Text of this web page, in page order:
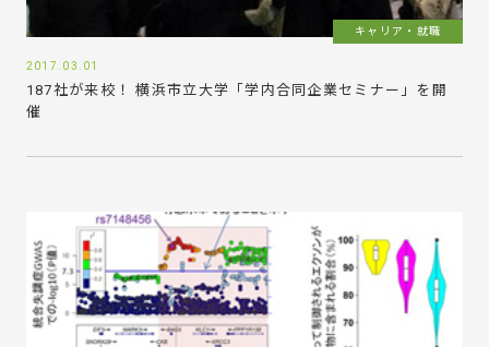
キャリア・就職
2017.03.01
187社が来校！ 横浜市立大学「学内合同企業セミナー」を開
催